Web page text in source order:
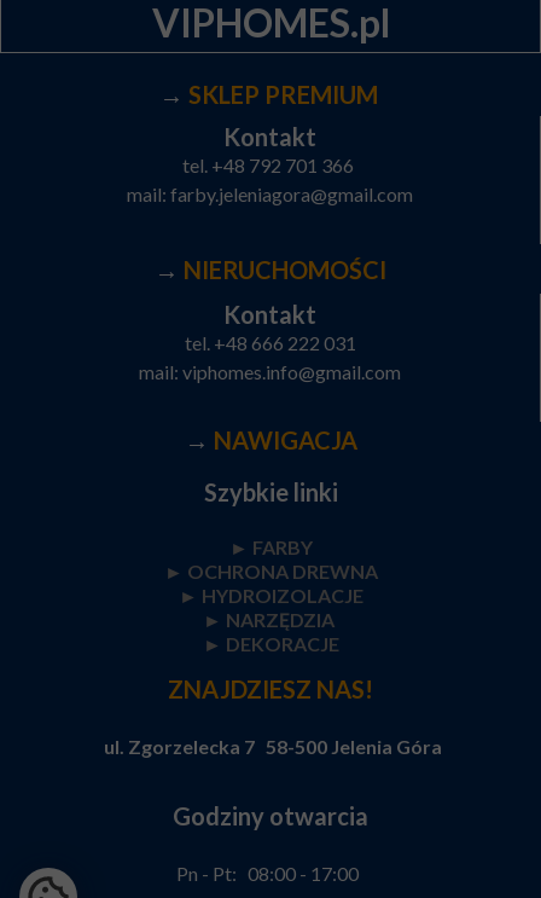
Kontakt
tel. +48 792 701 366
mail: farby.jeleniagora@gmail.com
VIPHOMES.pl
Kontakt
tel. +48 666 222 031
mail: viphomes.info@gmail.com
Szybkie linki
► FARBY
► OCHRONA DREWNA
► HYDROIZOLACJE
► NARZĘDZIA
► DEKORACJE
Godziny otwarcia
Pn - Pt: 08:00 - 17:00
→ SKLEP PREMIUM
→ NIERUCHOMOŚCI
ZNAJDZIESZ NAS!
ul. Zgorzelecka 7 58-500 Jelenia Góra
→ NAWIGACJA